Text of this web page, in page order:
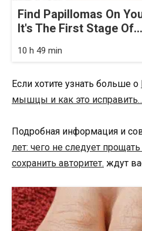
Find Papillomas On
It's The First Stage Of...
10 h 49 min
Если хотите узнать больше о
мышцы и как это
Подробная информация и
лет: чего не следует
сохранить авторитет. ждут